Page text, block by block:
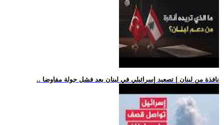
.. نافذة من لبنان | تصعيد إسرائيلي في لبنان بعد فشل جولة مفاوضا